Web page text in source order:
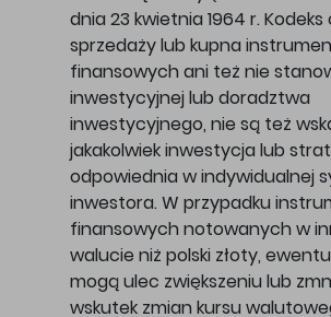
dnia 23 kwietnia 1964 r.
sprzedaży lub kupna
finansowych ani też nie
inwestycyjnej lub doradztwa
inwestycyjnego, nie są też
jakakolwiek inwestycja lub
odpowiednia w indywidualnej
inwestora. W przypadku
finansowych notowanych w
walucie niż polski złoty,
mogą ulec zwiększeniu lub
wskutek zmian kursu